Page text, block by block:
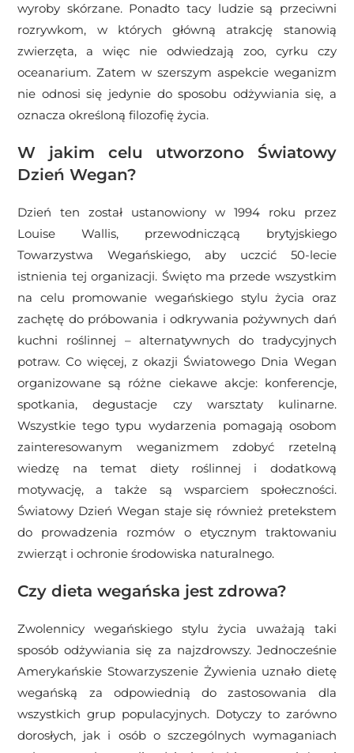
wyroby skórzane. Ponadto tacy ludzie są przeciwni
rozrywkom, w których główną atrakcję stanowią
zwierzęta, a więc nie odwiedzają zoo, cyrku czy
oceanarium. Zatem w szerszym aspekcie weganizm
nie odnosi się jedynie do sposobu odżywiania się, a
oznacza określoną filozofię życia.
W jakim celu utworzono Światowy
Dzień Wegan?
Dzień ten został ustanowiony w 1994 roku przez
Louise Wallis, przewodniczącą brytyjskiego
Towarzystwa Wegańskiego, aby uczcić 50-lecie
istnienia tej organizacji. Święto ma przede wszystkim
na celu promowanie wegańskiego stylu życia oraz
zachętę do próbowania i odkrywania pożywnych dań
kuchni roślinnej – alternatywnych do tradycyjnych
potraw. Co więcej, z okazji Światowego Dnia Wegan
organizowane są różne ciekawe akcje: konferencje,
spotkania, degustacje czy warsztaty kulinarne.
Wszystkie tego typu wydarzenia pomagają osobom
zainteresowanym weganizmem zdobyć rzetelną
wiedzę na temat diety roślinnej i dodatkową
motywację, a także są wsparciem społeczności.
Światowy Dzień Wegan staje się również pretekstem
do prowadzenia rozmów o etycznym traktowaniu
zwierząt i ochronie środowiska naturalnego.
Czy dieta wegańska jest zdrowa?
Zwolennicy wegańskiego stylu życia uważają taki
sposób odżywiania się za najzdrowszy. Jednocześnie
Amerykańskie Stowarzyszenie Żywienia uznało dietę
wegańską za odpowiednią do zastosowania dla
wszystkich grup populacyjnych. Dotyczy to zarówno
dorosłych, jak i osób o szczególnych wymaganiach